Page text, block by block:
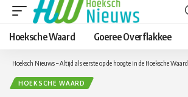
Hoeksche Waard Goeree Overflakkee
Hoeksch Nieuws – Altijd als eerste op de hoogte in de Hoeksche Waard
HOEKSCHE WAARD